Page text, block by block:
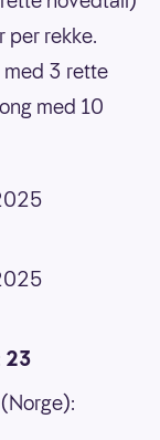
per rekke.
med 3 rette
med 10
23